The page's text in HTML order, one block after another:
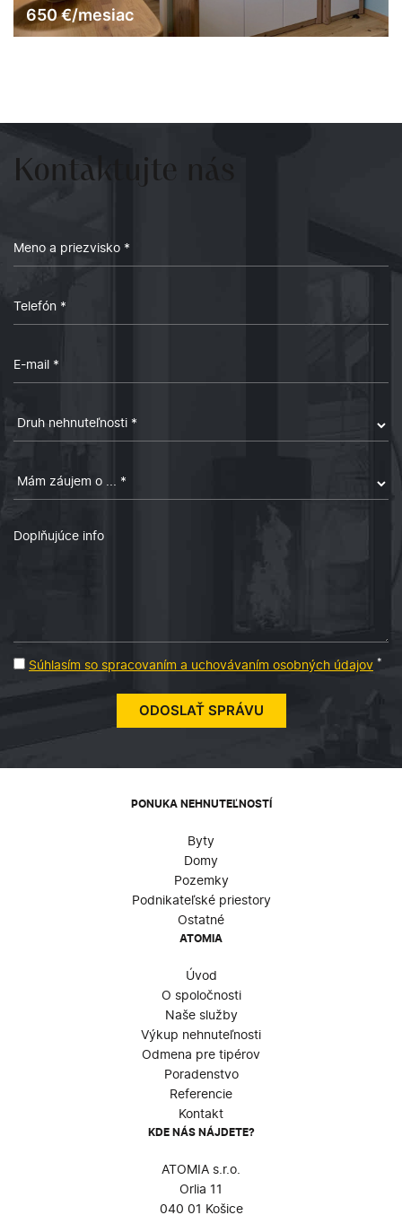
1 600€/mesiac
3 113 m2 7
Kontaktujte nás
Súhlasím so spracovaním a uchovávaním osobných údajov *
PONUKA NEHNUTEĽNOSTÍ
Byty
Domy
Pozemky
Podnikateľské priestory
Ostatné
ATOMIA
Úvod
O spoločnosti
Naše služby
Výkup nehnuteľnosti
Odmena pre tipérov
Poradenstvo
Referencie
Kontakt
KDE NÁS NÁJDETE?
ATOMIA s.r.o.
Orlia 11
040 01 Košice